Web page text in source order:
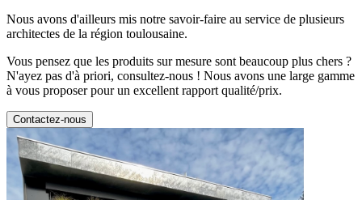
Nous avons d'ailleurs mis notre savoir-faire au service de plusieurs
architectes de la région toulousaine.
Vous pensez que les produits sur mesure sont beaucoup plus chers ?
N'ayez pas d'à priori, consultez-nous ! Nous avons une large gamme
à vous proposer pour un excellent rapport qualité/prix.
Contactez-nous